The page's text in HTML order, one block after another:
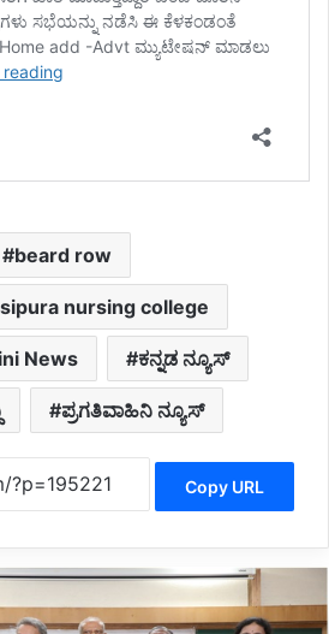
beard row
nursing college
News ಕನ್ನಡ ನ್ಯೂಸ್
ಪ್ರಗತಿವಾಹಿನಿ ನ್ಯೂಸ್
Copy URL